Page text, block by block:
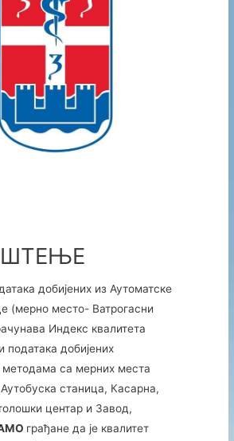
добијених из Аутоматске
(мерно место- Ватрогасни
Индекс квалитета
података добијених
са мерних места
станица, Касарна,
центар и Завод,
грађане да је квалитет